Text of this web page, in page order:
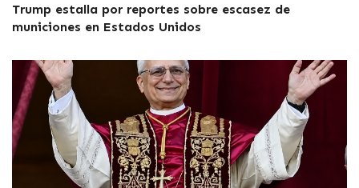
Trump estalla por reportes sobre escasez de
municiones en Estados Unidos